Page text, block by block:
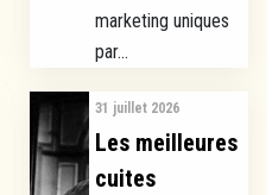
marketing uniques
par...
31 juillet 2026
Les meilleures
cuites